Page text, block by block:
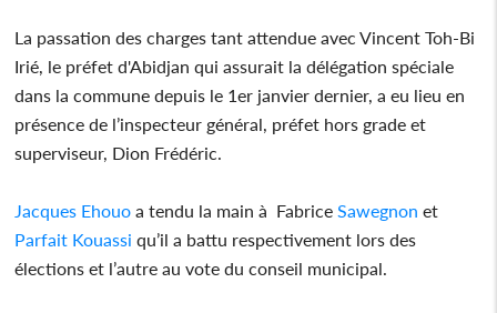
La passation des charges tant attendue avec Vincent Toh-Bi
Irié, le préfet d'Abidjan qui assurait la délégation spéciale
dans la commune depuis le 1er janvier dernier, a eu lieu en
présence de l’inspecteur général, préfet hors grade et
superviseur, Dion Frédéric.
Jacques Ehouo a tendu la main à FabriceSawegnon et
Parfait Kouassi qu’il a battu respectivement lors des
élections et l’autre au vote du conseil municipal.